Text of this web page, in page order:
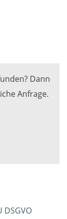
Dann
Anfrage.